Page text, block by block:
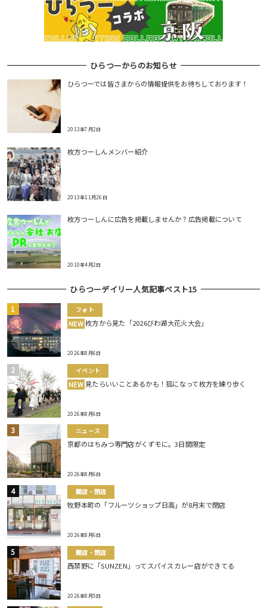
ひらつーからのお知らせ
ひらつーでは皆さまからの情報提供をお待ちしております！
2013年7月2日
枚方つーしんメンバー紹介
2013年11月26日
枚方つーしんに広告を掲載しませんか？広告掲載について
2010年4月2日
ひらつーデイリー人気記事ベスト15
フォト
NEW 枚方から見た「2026びわ湖大花火大会」
2026年8月6日
イベント
NEW 見たらいいことあるかも！狐になって枚方を練り歩く
2026年8月6日
ニュース
京都のはちみつ専門店がくずモに。3日間限定
2026年8月6日
開店・閉店
牧野本町の「フルーツショップ日高」が8月末で閉店
2026年8月6日
開店・閉店
西禁野に「SUNZEN」ってスパイスカレー店ができてる
2026年8月5日